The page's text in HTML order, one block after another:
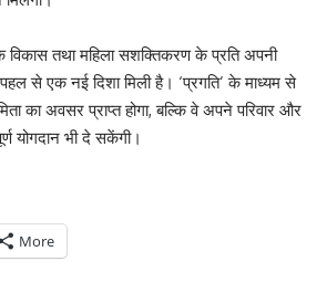
विकास तथा महिला सशक्तिकरण के प्रति अपनी
पहल से एक नई दिशा मिली है। ‘प्रगति’ के माध्यम से
का अवसर प्राप्त होगा, बल्कि वे अपने परिवार और
योगदान भी दे सकेंगी।
More